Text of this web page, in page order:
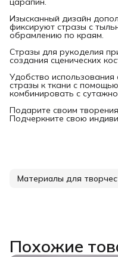
Изысканный дизайн
фиксируют стразы с
обрамлению по краям.
Стразы для рукоделия
создания сценических
Удобство
стразы к ткани с
комбинировать с
Подарите своим
Подчеркните свою
Материалы для
Похожие